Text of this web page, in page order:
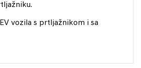
vozila s prtljažnikom i sa